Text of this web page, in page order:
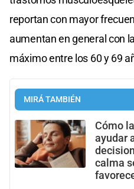
reportan con mayor
aumentan en general con
máximo entre los 60 y 69
MIRÁ TAMBIÉN
Cómo
ayudar
calma